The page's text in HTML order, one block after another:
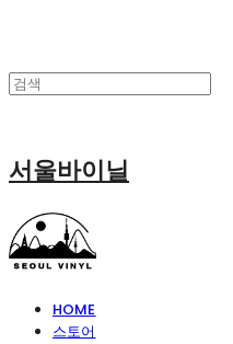
서울바이닐
HOME
스토어